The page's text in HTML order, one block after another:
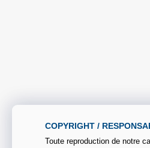
COPYRIGHT /
Toute reproduction de notre